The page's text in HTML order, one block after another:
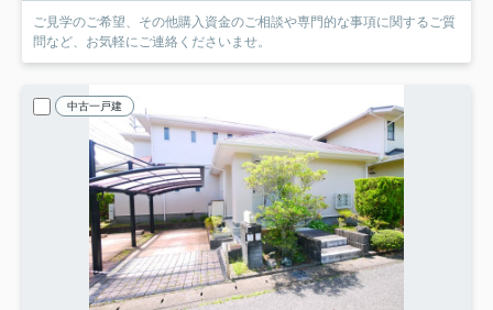
ご見学のご希望、その他購入資金のご相談や専門的な事項に関するご質
問など、お気軽にご連絡くださいませ。
中古一戸建